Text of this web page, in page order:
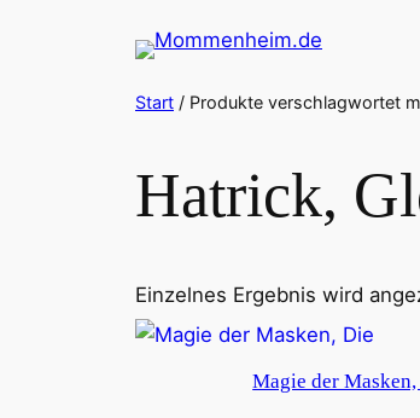
Start / Produkte verschlagwortet
Hatrick,
Einzelnes Ergebnis wird
Magie der